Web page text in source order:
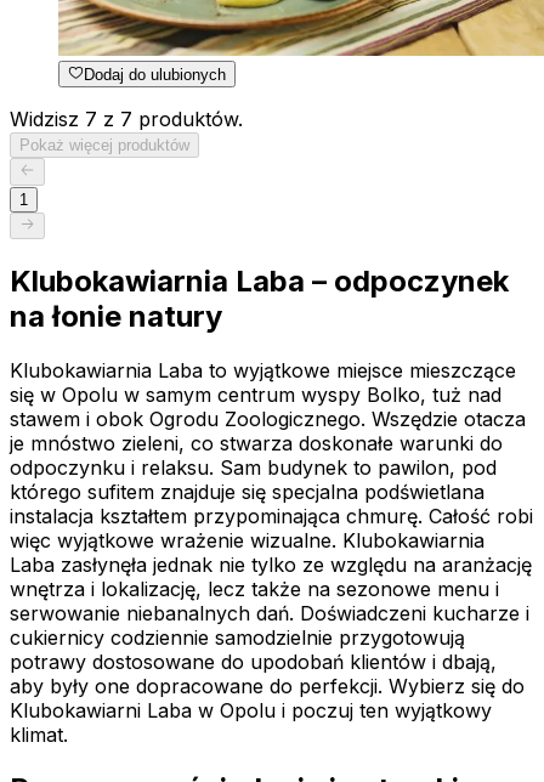
Dodaj do ulubionych
Widzisz 7 z 7 produktów.
Pokaż więcej produktów
1
Klubokawiarnia Laba – odpoczynek
na łonie natury
Klubokawiarnia Laba to wyjątkowe miejsce mieszczące
się w Opolu w samym centrum wyspy Bolko, tuż nad
stawem i obok Ogrodu Zoologicznego. Wszędzie otacza
je mnóstwo zieleni, co stwarza doskonałe warunki do
odpoczynku i relaksu. Sam budynek to pawilon, pod
którego sufitem znajduje się specjalna podświetlana
instalacja kształtem przypominająca chmurę. Całość robi
więc wyjątkowe wrażenie wizualne. Klubokawiarnia
Laba zasłynęła jednak nie tylko ze względu na aranżację
wnętrza i lokalizację, lecz także na sezonowe menu i
serwowanie niebanalnych dań. Doświadczeni kucharze i
cukiernicy codziennie samodzielnie przygotowują
potrawy dostosowane do upodobań klientów i dbają,
aby były one dopracowane do perfekcji. Wybierz się do
Klubokawiarni Laba w Opolu i poczuj ten wyjątkowy
klimat.